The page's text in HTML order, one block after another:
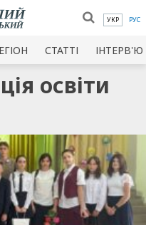
УКР РУС
СТАТТІ ІНТЕРВ'Ю
освіти